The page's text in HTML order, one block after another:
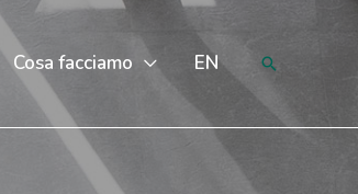
Cosa facciamo EN Search